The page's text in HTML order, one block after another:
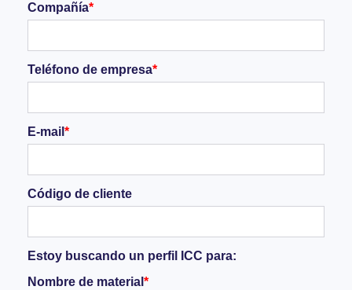
Compañía*
Teléfono de empresa*
E-mail *
Código de cliente
Estoy buscando un perfil ICC para:
Nombre de material *